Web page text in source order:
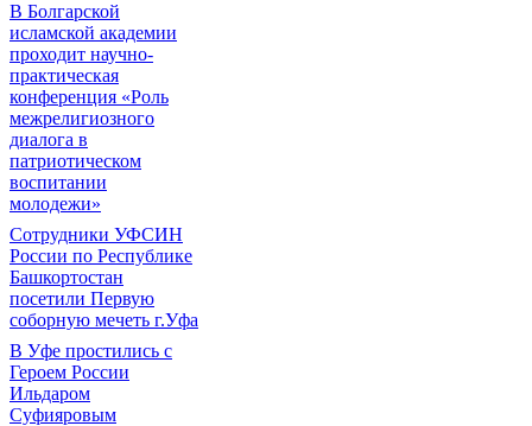
В Болгарской
исламской академии
проходит научно-
практическая
конференция «Роль
межрелигиозного
диалога в
патриотическом
воспитании
молодежи»
Сотрудники УФСИН
России по Республике
Башкортостан
посетили Первую
соборную мечеть г.Уфа
В Уфе простились с
Героем России
Ильдаром
Суфияровым